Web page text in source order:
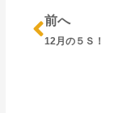
前へ
12月の５Ｓ！